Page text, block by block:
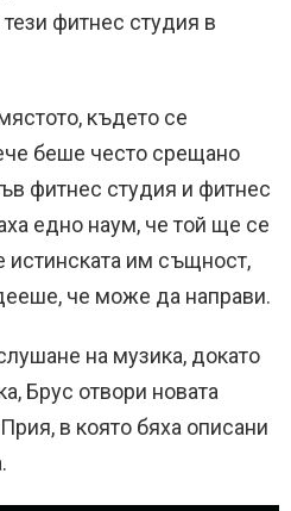
тези фитнес студия в
където се
беше често срещано
фитнес студия и фитнес
едно наум, че той ще се
им същност,
че може да направи.
на музика, докато
Брус отвори новата
в която бяха описани